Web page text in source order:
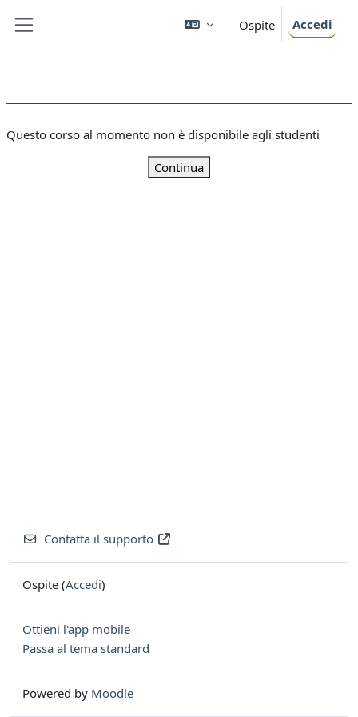
Ospite Accedi
Questo corso al momento non è disponibile agli studenti
Continua
Contatta il supporto
Ospite (Accedi)
Ottieni l'app mobile
Passa al tema standard
Powered by Moodle